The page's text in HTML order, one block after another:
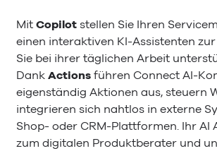
MitCopilot stellen Sie Ihren
einen interaktiven KI-Assistenten
Sie bei ihrer täglichen Arbeit
DankActionsführen Connect AI-
eigenständig Aktionen aus, steuern
integrieren sich nahtlos in externe
Shop- oder CRM-Plattformen. Ihr AI
zum digitalen Produktberater und